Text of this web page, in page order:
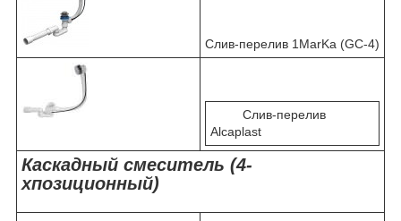
Слив-перелив 1MarKa (GC-4)
Слив-перелив
Alcaplast
Каскадный смеситель (4-
хпозиционный)